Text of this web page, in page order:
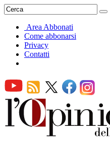
Area Abbonati
Come abbonarsi
Privacy
Contatti